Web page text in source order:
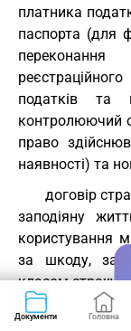
платника
паспорта (для
податків та
контролюючий
право
наявності) та
договір
заподіяну
користування
за шкоду,
класом
Документи Головна